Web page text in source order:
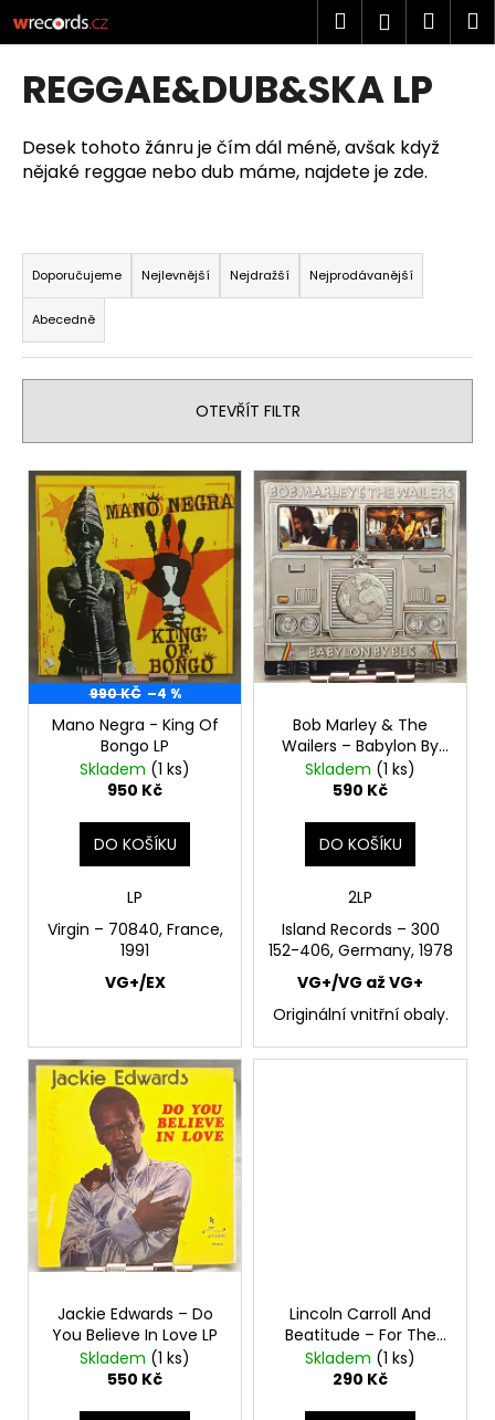
na
obsah
Hledat
REGGAE&DUB&SKA LP
Desek tohoto žánru je čím dál méně, avšak když
nějaké reggae nebo dub máme, najdete je zde.
Ř
a
z
e
n
r
o
d
u
ů
Doporučujeme Nejlevnější Nejdražší Nejprodávanější
Abecedně
OTEVŘÍT FILTR
V
ý
p
p
o
d 990 KČ –4 %
Mano Negra - King Of
Bongo LP
Skladem (1 ks)
950 Kč
DO KOŠÍKU
LP
Virgin – 70840, France,
1991
VG+/EX
Bob Marley & The
Wailers – Babylon By
Bus 2LP
Skladem (1 ks)
590 Kč
DO KOŠÍKU
2LP
Island Records ‎– 300
152-406, Germany, 1978
VG+/VG až VG+
Originální vnitřní obaly.
Jackie Edwards – Do
You Believe In Love LP
Skladem (1 ks)
550 Kč
Lincoln Carroll And
Beatitude – For The
Rest Of Our Lives LP
Skladem (1 ks)
290 Kč
K
o
o
p
ř
e
b
u
j
t
e
n
a
j
e
m
e
KRATOCHVÍLOVÁ
–
JANA
KRATOCHVÍLOVÁ
LP
Původně: